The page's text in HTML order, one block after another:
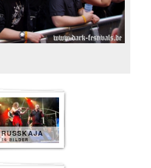
RUSSKAJA
15 BILDER